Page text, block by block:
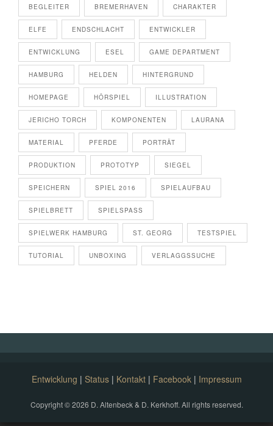
BEGLEITER BREMERHAVEN CHARAKTER
ELFE ENDSCHLACHT ENTWICKLER
ENTWICKLUNG ESEL GAME DEPARTMENT
HAMBURG HELDEN HINTERGRUND
HOMEPAGE HÖRSPIEL ILLUSTRATION
JERICHO TORCH KOMPONENTEN LAURANA
MATERIAL PFERDE PORTRÄT
PRODUKTION PROTOTYP SIEGEL
SPEICHERN SPIEL 2016 SPIELAUFBAU
SPIELBRETT SPIELSPASS
SPIELWERK HAMBURG ST. GEORG TESTSPIEL
TUTORIAL UNBOXING VERLAGGSSUCHE
Entwicklung | Status| Kontakt| Facebook| Impressum
Copyright © 2026 D. Altenbeck & D. Kerkhoff. All rights reserved.